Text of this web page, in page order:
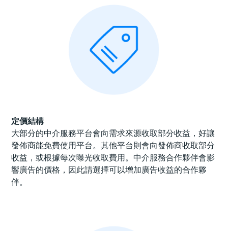
定價結構
大部分的中介服務平台會向需求來源收取部分收益，好讓
發佈商能免費使用平台。其他平台則會向發佈商收取部分
收益，或根據每次曝光收取費用。中介服務合作夥伴會影
響廣告的價格，因此請選擇可以增加廣告收益的合作夥
伴。